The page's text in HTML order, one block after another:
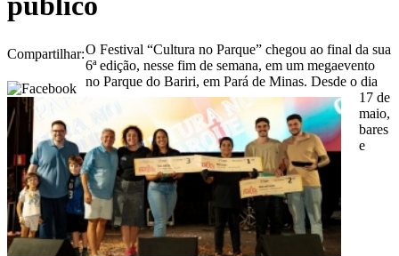
Compartilhar:O Festival “Cultura no Parque” chegou ao final da sua
6ª edição, nesse fim de semana, em um megaevento
no Parque do Bariri, em Pará de Minas. Desde o dia
17 de
maio,
bares
e